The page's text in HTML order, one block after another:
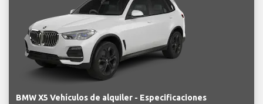
BMW X5 Vehículos de alquiler - Especificaciones